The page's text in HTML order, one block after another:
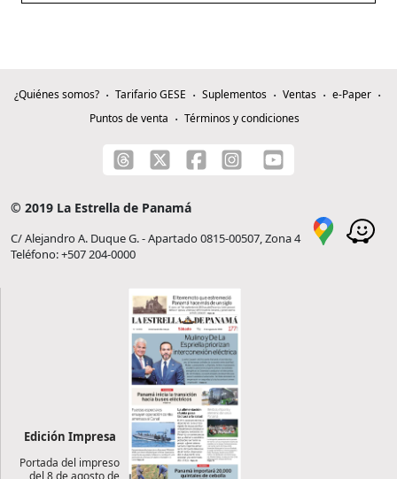
¿Quiénes somos? Tarifario GESE Suplementos Ventas
e-Paper
Puntos de venta
Términos y condiciones
© 2019 La Estrella de Panamá
C/ Alejandro A. Duque G. - Apartado 0815-00507, Zona 4
Teléfono: +507 204-0000
Edición Impresa
Portada del impreso
del 8 de agosto de